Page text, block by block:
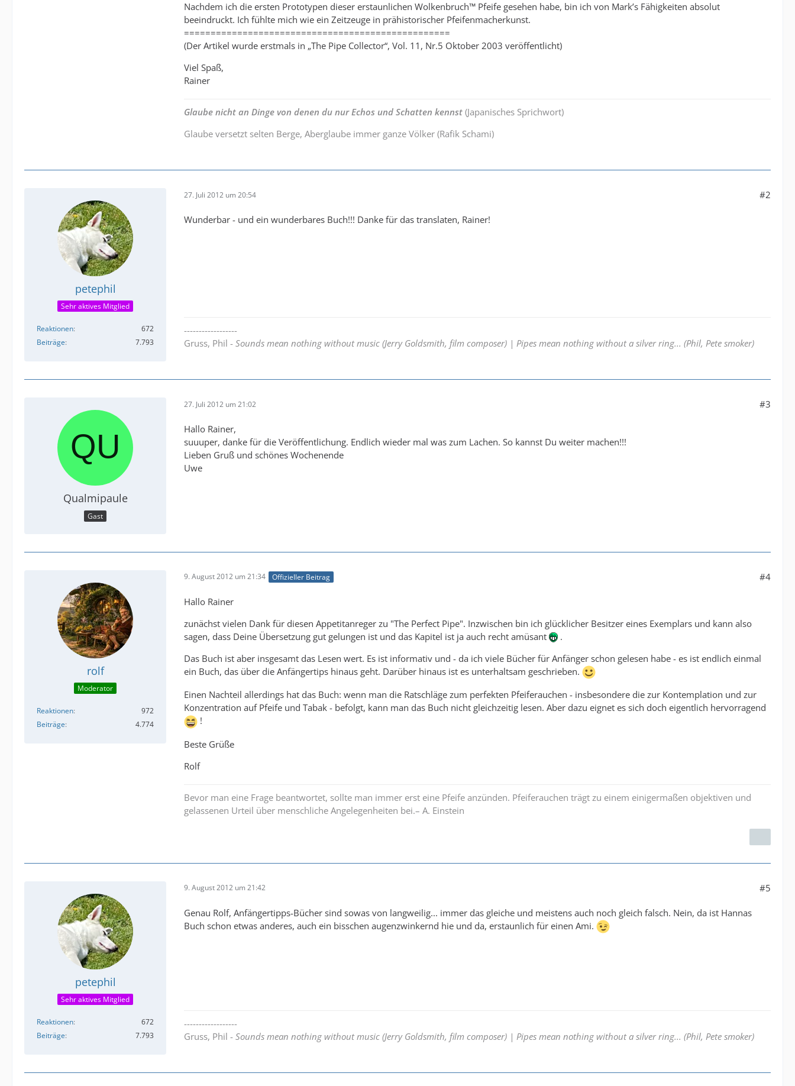
Nachdem ich die ersten Prototypen dieser erstaunlichen Wolkenbruch™ Pfeife gesehen habe, bin ich von Mark’s Fähigkeiten absolut
beeindruckt. Ich fühlte mich wie ein Zeitzeuge in prähistorischer Pfeifenmacherkunst.
==================================================
(Der Artikel wurde erstmals in „The Pipe Collector“, Vol. 11, Nr.5 Oktober 2003 veröffentlicht)
Viel Spaß,
Rainer
Glaube nicht an Dinge von denen du nur Echos und Schatten kennst (Japanisches Sprichwort)
Glaube versetzt selten Berge, Aberglaube immer ganze Völker (Rafik Schami)
petephil
Sehr aktives Mitglied
Reaktionen
672
Beiträge
7.793
27. Juli 2012 um 20:54 #2
Wunderbar - und ein wunderbares Buch!!! Danke für das translaten, Rainer!
------------------
Gruss, Phil - Sounds mean nothing without music (Jerry Goldsmith, film composer) | Pipes mean nothing without a silver ring... (Phil, Pete smoker)
Qualmipaule
Gast
27. Juli 2012 um 21:02 #3
Hallo Rainer,
suuuper, danke für die Veröffentlichung. Endlich wieder mal was zum Lachen. So kannst Du weiter machen!!!
Lieben Gruß und schönes Wochenende
Uwe
rolf
Moderator
Reaktionen
972
Beiträge
4.774
9. August 2012 um 21:34 Offizieller Beitrag #4
Hallo Rainer
zunächst vielen Dank für diesen Appetitanreger zu "The Perfect Pipe". Inzwischen bin ich glücklicher Besitzer eines Exemplars und kann also
sagen, dass Deine Übersetzung gut gelungen ist und das Kapitel ist ja auch recht amüsant
.
Das Buch ist aber insgesamt das Lesen wert. Es ist informativ und - da ich viele Bücher für Anfänger schon gelesen habe - es ist endlich einmal
ein Buch, das über die Anfängertips hinaus geht. Darüber hinaus ist es unterhaltsam geschrieben.
Einen Nachteil allerdings hat das Buch: wenn man die Ratschläge zum perfekten Pfeiferauchen - insbesondere die zur Kontemplation und zur
Konzentration auf Pfeife und Tabak - befolgt, kann man das Buch nicht gleichzeitig lesen. Aber dazu eignet es sich doch eigentlich hervorragend
!
Beste Grüße
Rolf
Bevor man eine Frage beantwortet, sollte man immer erst eine Pfeife anzünden. Pfeiferauchen trägt zu einem einigermaßen objektiven und
gelassenen Urteil über menschliche Angelegenheiten bei.– A. Einstein
petephil
Sehr aktives Mitglied
Reaktionen
672
Beiträge
7.793
9. August 2012 um 21:42 #5
Genau Rolf, Anfängertipps-Bücher sind sowas von langweilig... immer das gleiche und meistens auch noch gleich falsch. Nein, da ist Hannas
Buch schon etwas anderes, auch ein bisschen augenzwinkernd hie und da, erstaunlich für einen Ami.
------------------
Gruss, Phil - Sounds mean nothing without music (Jerry Goldsmith, film composer) | Pipes mean nothing without a silver ring... (Phil, Pete smoker)